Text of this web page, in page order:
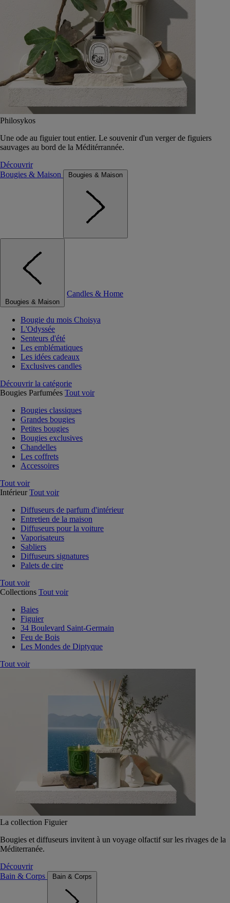
Philosykos
Une ode au figuier tout entier. Le souvenir d'un verger de figuiers
sauvages au bord de la Méditérrannée.
Découvrir
Bougies & Maison
Bougies & Maison
Bougies & Maison
Candles & Home
Bougie du mois Choisya
L'Odyssée
Senteurs d'été
Les emblématiques
Les idées cadeaux
Exclusives candles
Découvrir la catégorie
Bougies Parfumées Tout voir
Bougies classiques
Grandes bougies
Petites bougies
Bougies exclusives
Chandelles
Les coffrets
Accessoires
Tout voir
Intérieur Tout voir
Diffuseurs de parfum d'intérieur
Entretien de la maison
Diffuseurs pour la voiture
Vaporisateurs
Sabliers
Diffuseurs signatures
Palets de cire
Tout voir
Collections Tout voir
Baies
Figuier
34 Boulevard Saint-Germain
Feu de Bois
Les Mondes de Diptyque
Tout voir
La collection Figuier
Bougies et diffuseurs invitent à un voyage olfactif sur les rivages de la
Méditerranée.
Découvrir
Bain & Corps
Bain & Corps